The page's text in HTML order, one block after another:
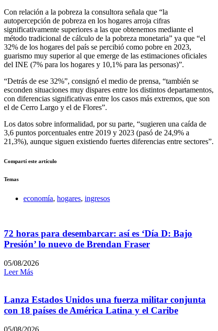
Con relación a la pobreza la consultora señala que “la
autopercepción de pobreza en los hogares arroja cifras
significativamente superiores a las que obtenemos mediante el
método tradicional de cálculo de la pobreza monetaria” ya que “el
32% de los hogares del país se percibió como pobre en 2023,
guarismo muy superior al que emerge de las estimaciones oficiales
del INE (7% para los hogares y 10,1% para las personas)”.
“Detrás de ese 32%”, consignó el medio de prensa, “también se
esconden situaciones muy dispares entre los distintos departamentos,
con diferencias significativas entre los casos más extremos, que son
el de Cerro Largo y el de Flores”.
Los datos sobre informalidad, por su parte, “sugieren una caída de
3,6 puntos porcentuales entre 2019 y 2023 (pasó de 24,9% a
21,3%), aunque siguen existiendo fuertes diferencias entre sectores”.
Compartí este artículo
Temas
economía, hogares, ingresos
72 horas para desembarcar: así es ‘Día D: Bajo
Presión’ lo nuevo de Brendan Fraser
05/08/2026
Leer Más
Lanza Estados Unidos una fuerza militar conjunta
con 18 países de América Latina y el Caribe
05/08/2026